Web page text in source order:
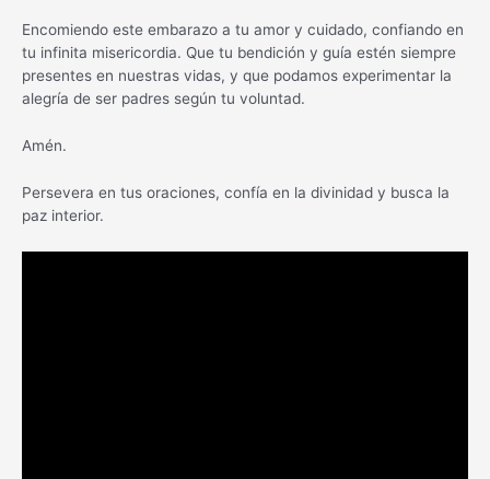
Encomiendo este embarazo a tu amor y cuidado, confiando en
tu infinita misericordia. Que tu bendición y guía estén siempre
presentes en nuestras vidas, y que podamos experimentar la
alegría de ser padres según tu voluntad.
Amén.
Persevera en tus oraciones, confía en la divinidad y busca la
paz interior.